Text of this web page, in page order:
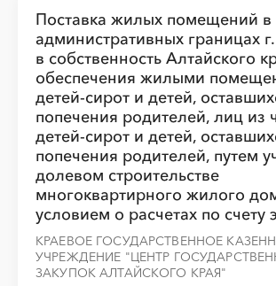
Поставка жилых помещений в
административных границах
в собственность Алтайского
обеспечения жилыми
детей-сирот и детей,
попечения родителей, лиц из
детей-сирот и детей,
попечения родителей, путем
долевом строительстве
многоквартирного жилого
условием о расчетах по счету
КРАЕВОЕ ГОСУДАРСТВЕННОЕ
УЧРЕЖДЕНИЕ "ЦЕНТР
ЗАКУПОК АЛТАЙСКОГО КРАЯ"